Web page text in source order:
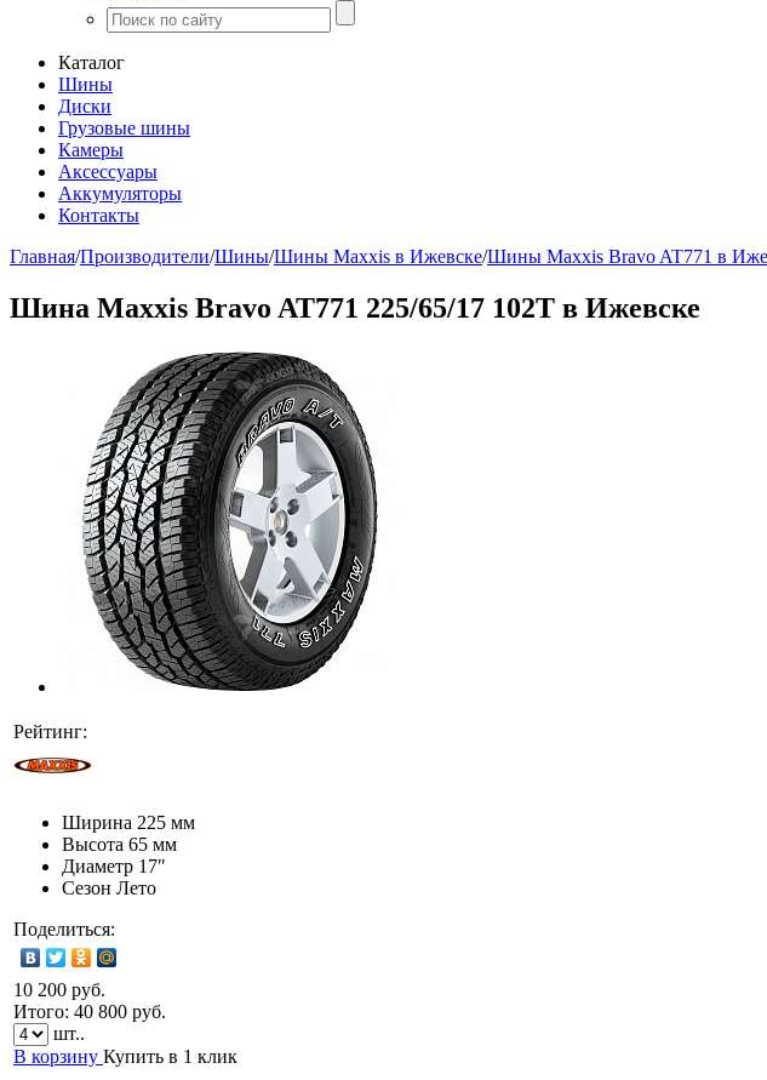
Каталог
Шины
Диски
Грузовые шины
Камеры
Аксессуары
Аккумуляторы
Контакты
Главная/Производители/Шины/Шины Maxxis в Ижевске/Шины Maxxis Bravo AT771 в
Шина Maxxis Bravo AT771 225/65/17 102T в Ижевске
Рейтинг:
Ширина 225 мм
Высота 65 мм
Диаметр 17″
Сезон Лето
Поделиться:
10 200 руб.
Итого: 40 800 руб.
шт..
В корзину Купить в 1 клик